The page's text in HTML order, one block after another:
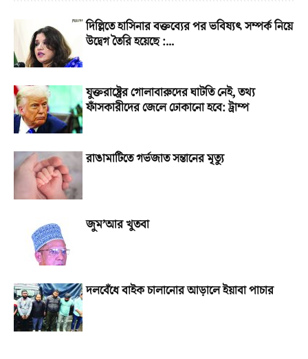
দিল্লিতে হাসিনার বক্তব্যের পর ভবিষ্যৎ সম্পর্ক নিয়ে
উদ্বেগ তৈরি হয়েছে :...
যুক্তরাষ্ট্রের গোলাবারুদের ঘাটতি নেই, তথ্য
ফাঁসকারীদের জেলে ঢোকানো হবে: ট্রাম্প
রাঙামাটিতে গর্ভজাত সন্তানের মৃত্যু
জুম’আর খুতবা
দলবেঁধে বাইক চালানোর আড়ালে ইয়াবা পাচার